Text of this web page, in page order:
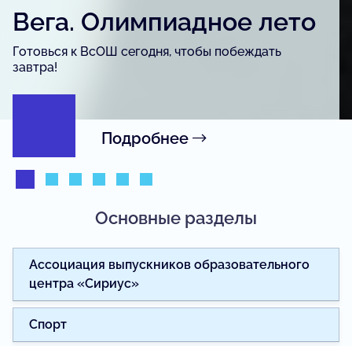
Для детей и подростков, одарённых в сфере
изобразительного искусства, урбанистики и
журналистики.
Подробнее
Основные разделы
Ассоциация выпускников образовательного
центра «Сириус»
Спорт